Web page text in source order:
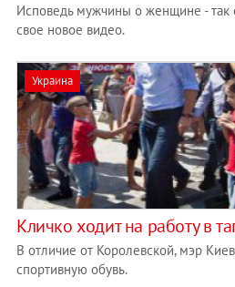
Исповедь мужчины о женщине - так
свое новое видео.
Украина
​Кличко ходит на работу в
В отличие от Королевской, мэр
спортивную обувь.